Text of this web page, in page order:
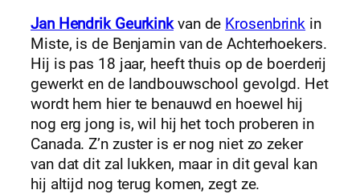
Jan Hendrik Geurkinkvan de Krosenbrink in
Miste, is de Benjamin van de Achterhoekers.
Hij is pas 18 jaar, heeft thuis op de boerderij
gewerkt en de landbouwschool gevolgd. Het
wordt hem hier te benauwd en hoewel hij
nog erg jong is, wil hij het toch proberen in
Canada. Z’n zuster is er nog niet zo zeker
van dat dit zal lukken, maar in dit geval kan
hij altijd nog terug komen, zegt ze.